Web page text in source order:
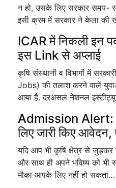
न हो, उसके लिए सरकार समय-
इसी क्रम में सरकार ने केला की
ICAR में निकली इन
इस Link से अप्लाई
कृषि संस्थानों व विभागों में
Jobs) की तलाश करने वालें
आया है. दरअसल नेशनल
Admission Alert:
लिए जारी किए
यदि आप भी कृषि क्षेत्र से जुड़कर
और साथ ही अपने भविष्य को भी
मौका आपके लिए नहीं हो सकता…